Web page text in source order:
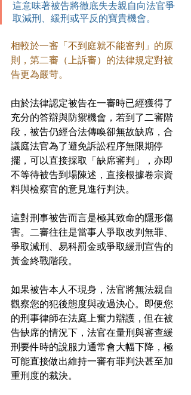
這意味著被告將徹底失去親自向法官爭
取減刑、緩刑或平反的寶貴機會。
相較於一審「不到庭就不能審判」的原
則，第二審（上訴審）的法律規定對被
告更為嚴苛。
由於法律認定被告在一審時已經獲得了
充分的答辯與防禦機會，若到了二審階
段，被告仍經合法傳喚卻無故缺席，合
議庭法官為了避免訴訟程序無限期停
擺，可以直接採取「缺席審判」，亦即
不等待被告到場陳述，直接根據卷宗資
料與檢察官的意見進行判決。
這對刑事被告而言是極其致命的隱形傷
害。二審往往是當事人爭取改判無罪、
爭取減刑、易科罰金或爭取緩刑宣告的
黃金終戰階段。
如果被告本人不現身，法官將無法親自
觀察您的犯後態度與改過決心。即便您
的刑事律師在法庭上奮力辯護，但在被
告缺席的情況下，法官在量刑與審查緩
刑要件時的說服力通常會大幅下降，極
可能直接做出維持一審有罪判決甚至加
重刑度的裁決。